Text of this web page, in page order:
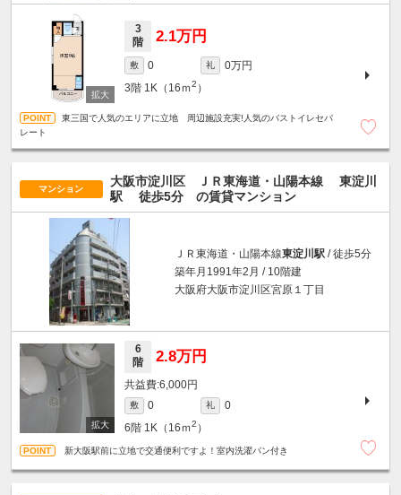
3
階
2.1万円
敷 0 礼
0万円
3階 1K（16ｍ2 ）
東三国で人気のエリアに立地 周辺施設充実!人気のバストイレセパ
レート
マンション
大阪市淀川区 ＪＲ東海道・山陽本線
東淀川
駅
徒歩5分 の賃貸マンション
ＪＲ東海道・山陽本線東淀川駅 / 徒歩5分
築年月1991年2月 / 10階建
大阪府大阪市淀川区宮原１丁目
6
階
2.8万円
6,000円
敷 0 礼
0
6階 1K（16ｍ2 ）
新大阪駅前に立地で交通便利ですよ！室内洗濯パン付き